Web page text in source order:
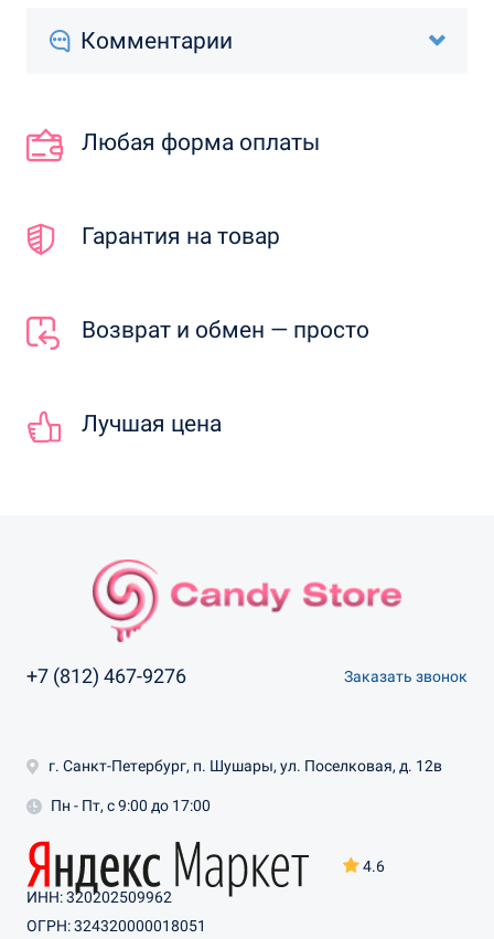
Комментарии
Любая форма оплаты
Гарантия на товар
Возврат и обмен — просто
Лучшая цена
+7 (812) 467-9276 Заказать звонок
4.6
г. Санкт-Петербург, п. Шушары, ул. Поселковая, д. 12в
Пн - Пт, с 9:00 до 17:00
ИНН: 320202509962
ОГРН: 324320000018051